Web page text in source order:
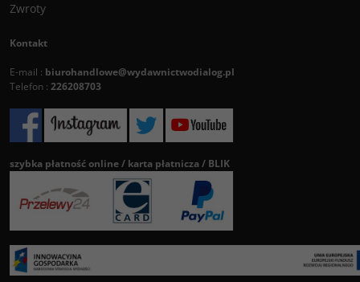
Zwroty
Kontakt
E-mail : biurohandlowe@wydawnictwodialog.pl
Telefon : 226208703
szybka płatność online / karta płatnicza / BLIK